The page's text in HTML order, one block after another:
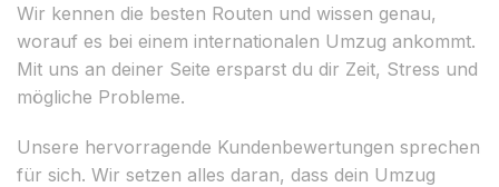
Wir kennen die besten Routen und wissen genau,
worauf es bei einem internationalen Umzug ankommt.
Mit uns an deiner Seite ersparst du dir Zeit, Stress und
mögliche Probleme.
Unsere hervorragende Kundenbewertungen sprechen
für sich. Wir setzen alles daran, dass dein Umzug